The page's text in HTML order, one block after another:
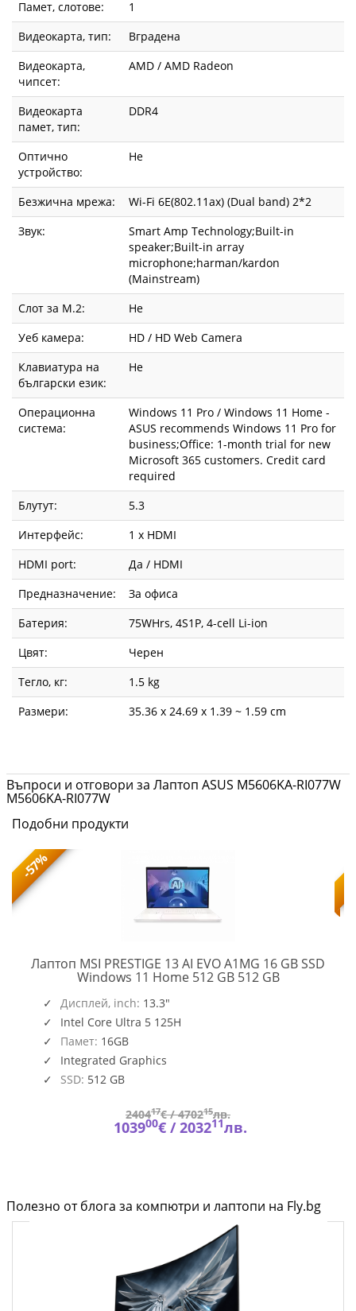
Памет, слотове:
1
Видеокарта, тип:
Вградена
Видеокарта,
чипсет:
AMD / AMD Radeon
Видеокарта
памет, тип:
DDR4
Оптично
устройство:
Не
Безжична мрежа:
Wi-Fi 6E(802.11ax) (Dual band) 2*2
Звук:
Smart Amp Technology;Built-in
speaker;Built-in array
microphone;harman/kardon
(Mainstream)
Слот за М.2:
Не
Уеб камера:
HD / HD Web Camera
Клавиатура на
български език:
Не
Операционна
система:
Windows 11 Pro / Windows 11 Home -
ASUS recommends Windows 11 Pro for
business;Office: 1-month trial for new
Microsoft 365 customers. Credit card
required
Блутут:
5.3
Интерфейс:
1 x HDMI
HDMI port:
Да / HDMI
Предназначение:
За офиса
Батерия:
75WHrs, 4S1P, 4-cell Li-ion
Цвят:
Черен
Тегло, кг:
1.5 kg
Размери:
35.36 x 24.69 x 1.39 ~ 1.59 cm
Въпроси и отговори за Лаптоп ASUS M5606KA-RI077W
M5606KA-RI077W
Подобни продукти
-57%
Лаптоп MSI PRESTIGE 13 AI EVO A1MG 16 GB SSD
Windows 11 Home 512 GB 512 GBPRESTIGE
Дисплей, inch: 13.3"
Intel Core Ultra 5 125H
Памет: 16GB
Integrated Graphics
SSD: 512 GB
240417€ /470215лв.
103900€ /203211лв.
Полезно от блога за компютри и лаптопи на Fly.bg